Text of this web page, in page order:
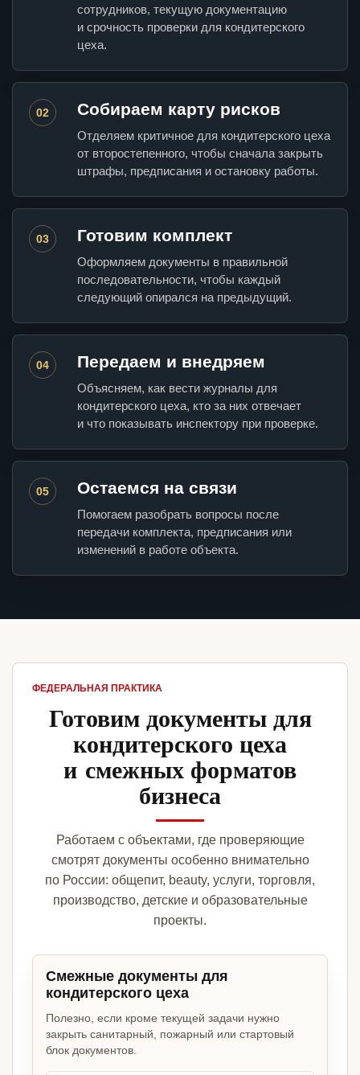
сотрудников, текущую документацию
и срочность проверки для кондитерского
цеха.
02 Собираем карту рисков
Отделяем критичное для кондитерского цеха
от второстепенного, чтобы сначала закрыть
штрафы, предписания и остановку работы.
03 Готовим комплект
Оформляем документы в правильной
последовательности, чтобы каждый
следующий опирался на предыдущий.
04 Передаем и внедряем
Объясняем, как вести журналы для
кондитерского цеха, кто за них отвечает
и что показывать инспектору при проверке.
05 Остаемся на связи
Помогаем разобрать вопросы после
передачи комплекта, предписания или
изменений в работе объекта.
ФЕДЕРАЛЬНАЯ ПРАКТИКА
Готовим документы для
кондитерского цеха
и смежных форматов
бизнеса
Работаем с объектами, где проверяющие
смотрят документы особенно внимательно
по России: общепит, beauty, услуги, торговля,
производство, детские и образовательные
проекты.
Смежные документы для
кондитерского цеха
Полезно, если кроме текущей задачи нужно
закрыть санитарный, пожарный или стартовый
блок документов.